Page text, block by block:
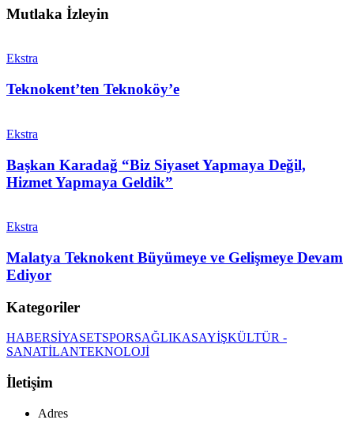
Mutlaka İzleyin
Ekstra
Teknokent’ten Teknoköy’e
Ekstra
Başkan Karadağ “Biz Siyaset Yapmaya Değil,
Hizmet Yapmaya Geldik”
Ekstra
Malatya Teknokent Büyümeye ve Gelişmeye Devam
Ediyor
Kategoriler
HABERSİYASETSPORSAĞLIKASAYİŞKÜLTÜR -
SANATİLANTEKNOLOJİ
İletişim
Adres